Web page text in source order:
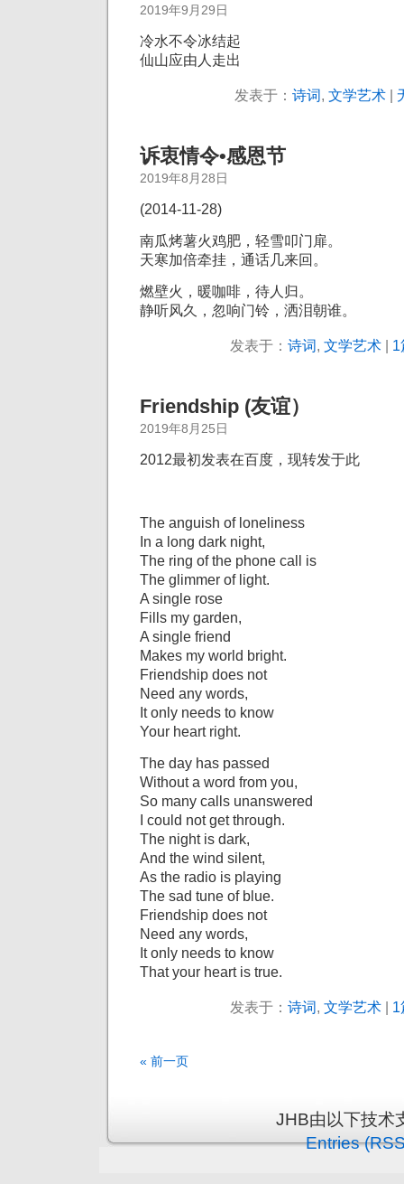
2019年9月29日
冷水不令冰结起
仙山应由人走出
发表于： 诗词, 文学艺术|
诉衷情令•感恩节
2019年8月28日
(2014-11-28)
南瓜烤薯火鸡肥，轻雪叩门扉。
天寒加倍牵挂，通话几来回。
燃壁火，暖咖啡，待人归。
静听风久，忽响门铃，洒泪朝谁。
发表于： 诗词, 文学艺术 1
Friendship (友谊）
2019年8月25日
2012最初发表在百度，现转发于此
The anguish of loneliness
In a long dark night,
The ring of the phone call is
The glimmer of light.
A single rose
Fills my garden,
A single friend
Makes my world bright.
Friendship does not
Need any words,
It only needs to know
Your heart right.
The day has passed
Without a word from you,
So many calls unanswered
I could not get through.
The night is dark,
And the wind silent,
As the radio is playing
The sad tune of blue.
Friendship does not
Need any words,
It only needs to know
That your heart is true.
发表于： 诗词, 文学艺术 1
« 前一页
JHB由以下技术
Entries